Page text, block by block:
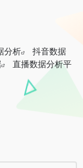
分析
抖音数据
直播数据分析平